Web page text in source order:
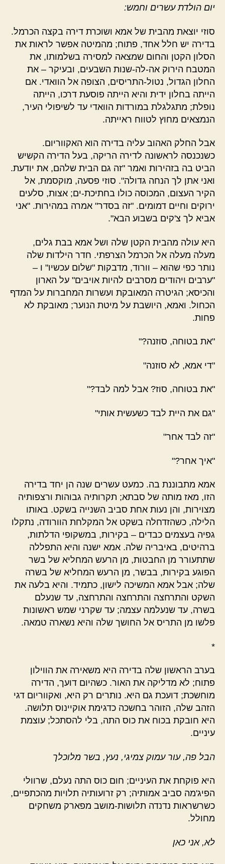
יום הולדת עשרים וחמש:
סוזי יוצאת מהבית של אמא ושוכרת דירה בקצה הכרמל.
בדירה יש חלל אחד, פתוח; מהמיטה אפשר לראות את
הסלון הקטן והחום שמצאה למסירה בשלמותו, את
המטבח הירוק אה-לה-שנות השבעים, ובעיקר – את
החלון הגדול, נטול-התריסים, הצופה אל הוואדי. אם
הייתה בחלון ידית והיא הייתה פוסעת דרכו, הייתה
נופלת; מתגלגלת במורדות הוואדי עד לשיפולי העיר,
הנמצאים מחוץ לטווח ראייתה.
אבל החלק האהוב עליה בדירה הוא האקווריום.
כשנכנסה לראשונה לדירה הריקה, בעל הדירה הקשיש
הביט בה בזהירות ואמר "זה גם הבית שלהם, את יודעת.
ואני אתן לך הנחה גדולה". סוזי פסעה, מוקסמת, אל
הקיר העצום, המכוסה כולו בחתיכת-ים; אצות, סלעים
ירוקים וחיים דמומים. "זה בסדר" אמרה במהירות. "אני
אביא לך צ'קים בשבוע הבא".
היא עולה מהבית הקטן שלה ושל אמא בבת גלים,
מעלה מעלה אל הכרמל הצרפתי. חדר הילדות שלה
נותר כפי שהוא – וורוד, מדבקות "שלום עכשיו" ו –
"ערבים ויהודים מסרבים להיות אויבים" על הארון
והכיסא; הגיטרה המאובקת ועשרות המחברות על המדף
הכחול. ואמא, היושבת על מיטת הנוער; מאובקת לא
פחות.
"את בטוחה, סוזנה?"
"די אמא, לא סוזנה"
"את בטוחה, סוז? אבל למה לבד?"
"גם את היית לבד כשעשית אותי"
"זה לבד אחר"
"איך אחר?"
אמא מתבוננת בה. כמעט עשרים שנה הן יחד בדירה
הזו, מאז מותה של סבתא; תקרותיה גבוהות ורצפותיה
מצוירות, והן נעות אחת סביב השנייה בשקט. באותו
הלילה, כשהזדחלה בשקט אל המקלחת הוורודה, נתקלו
גפיה בעצמים כבדים – בקירות, במשקופי הדלתות,
ברהיטים, באיבריה שלה. אמא ישנה והיא התפללה
שתתעורר מן החבטות, מן הרעש המחליא של בשר
הפוגע בקירות, בבשר, מן הרעש המחליא של בשרה
שלה; אבל אמא המשיכה לישון, כתמיד. והיא בלעה את
השקט והתרחצה והתרחצה והתרחצה, עד שנעלם
בשרה, עד שנעלמה עצמה; עד שקרני שמש ראשונות
פלשו מן התריס אל החושך שלה והיא נשארה טמאה.
*
בערב הראשון שלה בדירה היא משאירה את הווילון
פתוח; לא מדליקה את האור. כשהיום דועך, הדירה
מוחשכת; דועכת גם היא. נותרים רק היא, ואקווריום דגי
הזהב שלה, הזוהר בחשכה כדגימת אוקיינוס תלושה.
היא חובקת בכוח את כוס התה, בלי להסתכל; עוצמת
עיניים.
הבל פה, עור עמוק צמיגי, נעץ, בשר מלוכלך
היא פוקחת את העיניים; חום כוס התה נעלם, שרוולי
הפיג'מה סביב אמותיה; רק זרועותיה תלויות מהכתפיים,
כשרשראות נדנדה תלושות-מושב מפארק משחקים
מחולל.
לא, אני כאן